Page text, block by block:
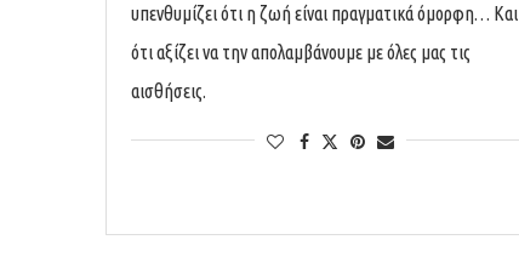
υπενθυμίζει ότι η ζωή είναι πραγματικά όμορφη… Kαι
ότι αξίζει να την απολαμβάνουμε με όλες μας τις
αισθήσεις.